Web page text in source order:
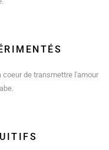
de transmettre l'amour